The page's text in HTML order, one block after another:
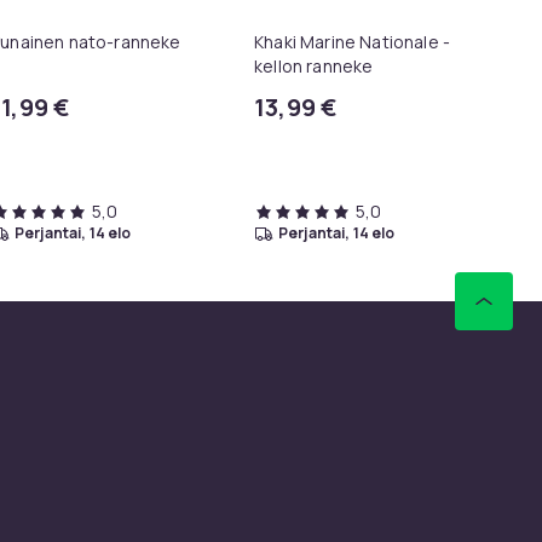
nato-ranneke
€
5,0
perjantai, 14 elo
Khaki Marine Nationale -
kellon ranneke
13,99 €
5,0
perjantai, 14 elo